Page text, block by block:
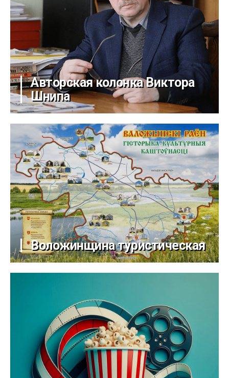
Авторская колонка Виктора
Шнипа
Воложинщина туристическая